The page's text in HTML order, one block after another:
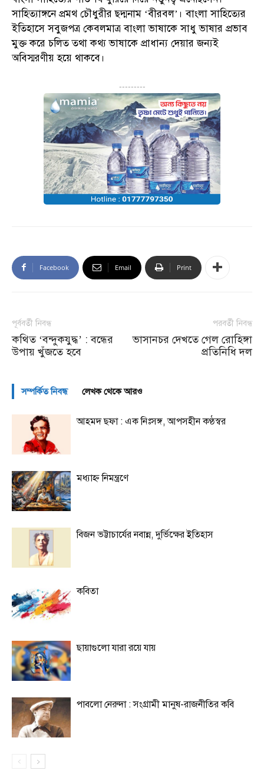
সাহিত্যাঙ্গনে প্রমথ চৌধুরীর ছদ্মনাম ‘বীরবল’। বাংলা সাহিত্যের
ইতিহাসে সবুজপত্র কেবলমাত্র বাংলা ভাষাকে সাধু ভাষার প্রভাব
মুক্ত করে চলিত তথা কথ্য ভাষাকে প্রাধান্য দেয়ার জন্যই
অবিস্মরণীয় হয়ে থাকবে।
---------
Facebook Email Print
পূর্ববর্তী নিবন্ধ
কথিত ‘বন্দুকযুদ্ধ’ : বন্ধের
উপায় খুঁজতে হবে
পরবর্তী নিবন্ধ
ভাসানচর দেখতে গেল রোহিঙ্গা
প্রতিনিধি দল
সম্পর্কিত নিবন্ধ লেখক থেকে আরও
আহমদ ছফা : এক নিঃসঙ্গ, আপসহীন কণ্ঠস্বর
মধ্যাহ্ন নিমন্ত্রণে
বিজন ভট্টাচার্যের নবান্ন, দুর্ভিক্ষের ইতিহাস
কবিতা
ছায়াগুলো যারা রয়ে যায়
পাবলো নেরুদা : সংগ্রামী মানুষ-রাজনীতির কবি